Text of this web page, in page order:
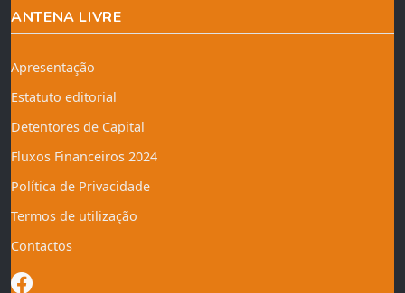
ANTENA LIVRE
Apresentação
Estatuto editorial
Detentores de Capital
Fluxos Financeiros 2024
Política de Privacidade
Termos de utilização
Contactos